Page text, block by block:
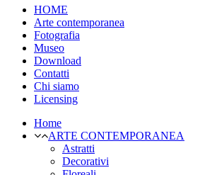
HOME
Arte contemporanea
Fotografia
Museo
Download
Contatti
Chi siamo
Licensing
Home
ARTE CONTEMPORANEA
Astratti
Decorativi